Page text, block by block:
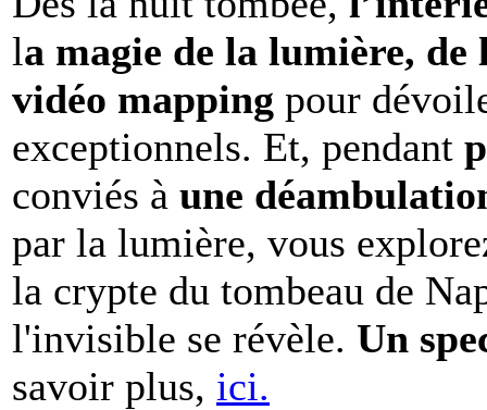
la magie de la lumière,
vidéo mapping pour
exceptionnels. Et, pendant
conviés à une
par la lumière, vous
la crypte du tombeau de
l'invisible se révèle. Un
savoir plus, ici.